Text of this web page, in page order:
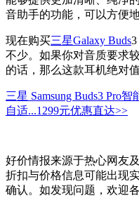
音助手的功能，可以方便
现在购买三星Galaxy Buds
不少。如果你对音质要求
的话，那么这款耳机绝对
三星 Samsung Buds3 Pro
自适...1299元优惠直达>>
好价情报来源于热心网友
折扣与价格信息可能出现
确认。如发现问题，欢迎